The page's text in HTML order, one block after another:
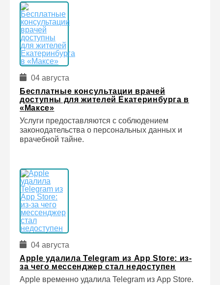
04 августа
Бесплатные консультации врачей
доступны для жителей Екатеринбурга в
«Максе»
Услуги предоставляются с соблюдением
законодательства о персональных данных и
врачебной тайне.
04 августа
Apple удалила Telegram из App Store: из-
за чего мессенджер стал недоступен
Apple временно удалила Telegram из App Store.